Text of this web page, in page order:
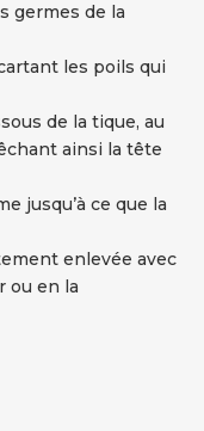
germes de la
les poils qui
de la tique, au
ainsi la tête
jusqu’à ce que la
enlevée avec
ou en la